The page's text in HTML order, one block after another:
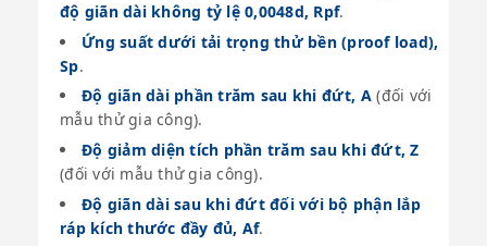
độ giãn dài không tỷ lệ 0,0048d, Rpf.
Ứng suất dưới tải trọng thử bền (proof load),
Sp.
Độ giãn dài phần trăm sau khi đứt, A (đối với
mẫu thử gia công).
Độ giảm diện tích phần trăm sau khi đứt, Z
(đối với mẫu thử gia công).
Độ giãn dài sau khi đứt đối với bộ phận lắp
ráp kích thước đầy đủ, Af.